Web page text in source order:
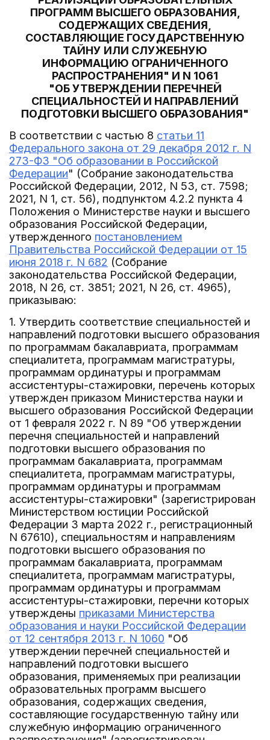
ПРОГРАММ ВЫСШЕГО ОБРАЗОВАНИЯ,
СОДЕРЖАЩИХ СВЕДЕНИЯ,
СОСТАВЛЯЮЩИЕ ГОСУДАРСТВЕННУЮ
ТАЙНУ ИЛИ СЛУЖЕБНУЮ
ИНФОРМАЦИЮ ОГРАНИЧЕННОГО
РАСПРОСТРАНЕНИЯ" И N 1061
"ОБ УТВЕРЖДЕНИИ ПЕРЕЧНЕЙ
СПЕЦИАЛЬНОСТЕЙ И НАПРАВЛЕНИЙ
ПОДГОТОВКИ ВЫСШЕГО ОБРАЗОВАНИЯ"
В соответствии с частью 8 статьи 11
Федерального закона от 29 декабря 2012 г. N
273-ФЗ "Об образовании в Российской
Федерации" (Собрание законодательства
Российской Федерации, 2012, N 53, ст. 7598;
2021, N 1, ст. 56), подпунктом 4.2.2 пункта 4
Положения о Министерстве науки и высшего
образования Российской Федерации,
утвержденного постановлением
Правительства Российской Федерации от 15
июня 2018 г. N 682 (Собрание
законодательства Российской Федерации,
2018, N 26, ст. 3851; 2021, N 26, ст. 4965),
приказываю:
1. Утвердить соответствие специальностей и
направлений подготовки высшего образования
по программам бакалавриата, программам
специалитета, программам магистратуры,
программам ординатуры и программам
ассистентуры-стажировки, перечень которых
утвержден приказом Министерства науки и
высшего образования Российской Федерации
от 1 февраля 2022 г. N 89 "Об утверждении
перечня специальностей и направлений
подготовки высшего образования по
программам бакалавриата, программам
специалитета, программам магистратуры,
программам ординатуры и программам
ассистентуры-стажировки" (зарегистрирован
Министерством юстиции Российской
Федерации 3 марта 2022 г., регистрационный
N 67610), специальностям и направлениям
подготовки высшего образования по
программам бакалавриата, программам
специалитета, программам магистратуры,
программам ординатуры и программам
ассистентуры-стажировки, перечни которых
утверждены приказами Министерства
образования и науки Российской Федерации
от 12 сентября 2013 г. N 1060 "Об
утверждении перечней специальностей и
направлений подготовки высшего
образования, применяемых при реализации
образовательных программ высшего
образования, содержащих сведения,
составляющие государственную тайну или
служебную информацию ограниченного